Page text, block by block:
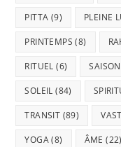
PITTA (9) PLEINE
PRINTEMPS (8)
RITUEL (6)
SOLEIL (84)
TRANSIT (89)
YOGA(8) ÂME (22)